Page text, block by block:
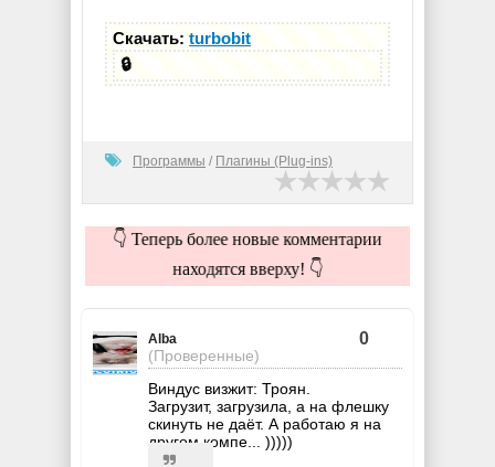
Скачать:turbobit
🔒
Программы / Плагины (Plug-ins)
👇 Теперь более новые комментарии
находятся вверху! 👇
Alba
(Проверенные)
0
Виндус визжит: Троян.
Загрузит, загрузила, а на флешку
скинуть не даёт. А работаю я на
другом компе... )))))